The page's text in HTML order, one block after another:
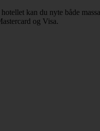
kan du nyte både
og Visa.